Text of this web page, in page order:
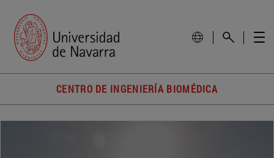
CENTRO DE INGENIERÍA BIOMÉDICA